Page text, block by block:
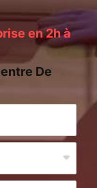
en 2h à
De